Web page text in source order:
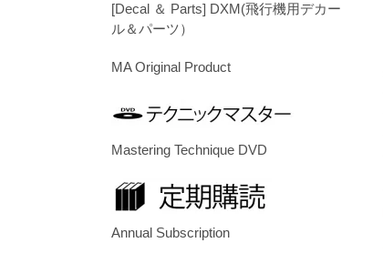
[Decal ＆ Parts] DXM(飛行機用デカー
ル＆パーツ）
MA Original Product
Mastering Technique DVD
Annual Subscription